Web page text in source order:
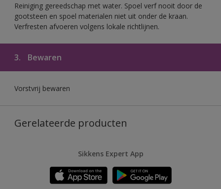
Reiniging gereedschap met water. Spoel verf nooit door de
gootsteen en spoel materialen niet uit onder de kraan.
Verfresten afvoeren volgens lokale richtlijnen.
3. Bewaren
Vorstvrij bewaren
Gerelateerde producten
Sikkens Expert App